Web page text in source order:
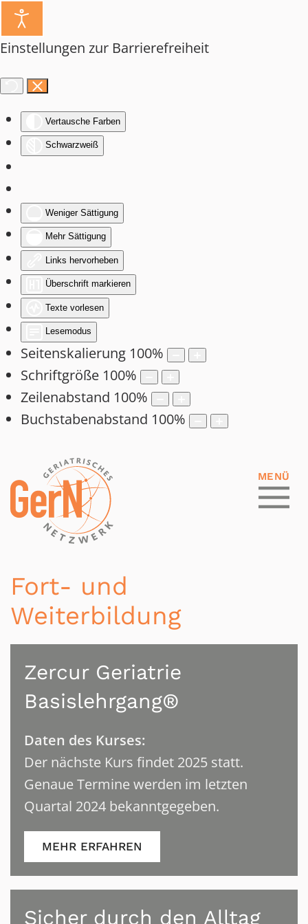
Einstellungen zur Barrierefreiheit
Vertausche Farben
Schwarzweiß
Weniger Sättigung
Mehr Sättigung
Links hervorheben
Überschrift markieren
Texte vorlesen
Lesemodus
Seitenskalierung 100%
Schriftgröße 100%
Zeilenabstand 100%
Buchstabenabstand 100%
Fort- und
Weiterbildung
Zercur Geriatrie
Basislehrgang®
Daten des Kurses:
Der nächste Kurs findet 2025 statt.
Genaue Termine werden im letzten
Quartal 2024 bekanntgegeben.
MEHR ERFAHREN
Sicher durch den Alltag